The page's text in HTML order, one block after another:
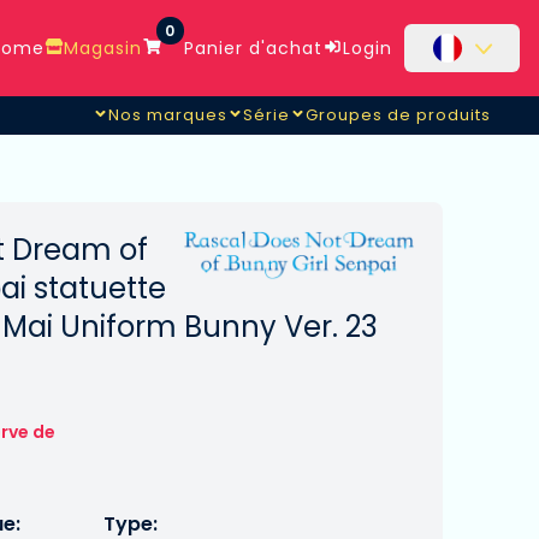
Magasin
0
Panier d'achat Login
Nos marques Série Groupes de produits
Dream of
statuette
Uniform Bunny Ver. 23
de
Type: